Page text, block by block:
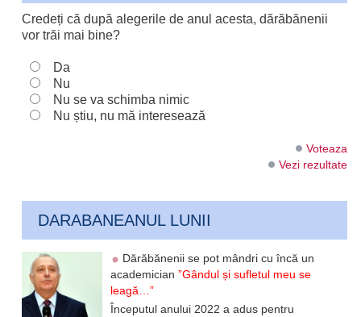
Credeți că după alegerile de anul acesta, dărăbănenii
vor trăi mai bine?
Da
Nu
Nu se va schimba nimic
Nu știu, nu mă interesează
Voteaza
Vezi rezultate
DARABANEANUL LUNII
Dărăbănenii se pot mândri cu încă un
academician”Gândul și sufletul meu se
leagă…”
Începutul anului 2022 a adus pentru